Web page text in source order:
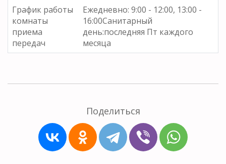
График работы
комнаты
приема
передач
Ежедневно: 9:00 - 12:00, 13:00 -
16:00Санитарный
день:последняя Пт каждого
месяца
Поделиться